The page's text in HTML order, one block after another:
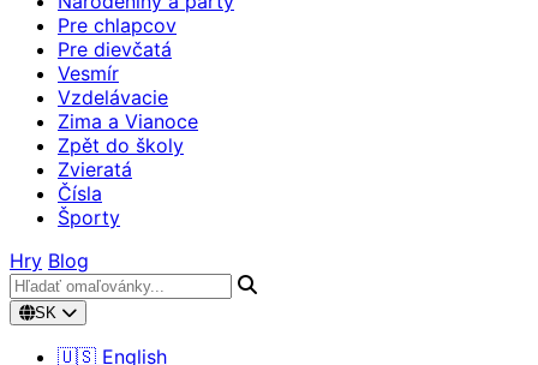
Pre chlapcov
Pre dievčatá
Vesmír
Vzdelávacie
Zima a Vianoce
Zpět do školy
Zvieratá
Čísla
Športy
Hry Blog
SK
🇺🇸 English